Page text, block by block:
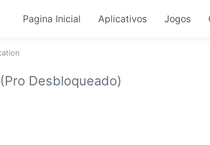
Pagina Inicial Aplicativos Jogos
Desbloqueado)